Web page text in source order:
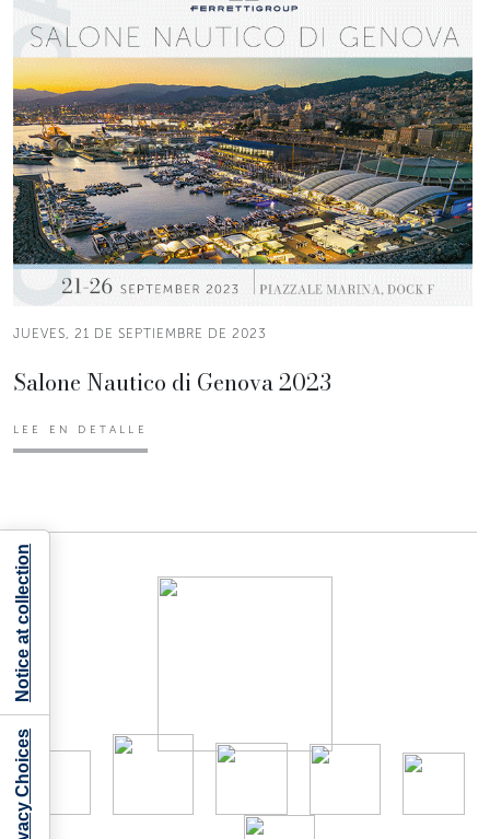
JUEVES, 21 DE SEPTIEMBRE DE 2023
Salone Nautico di Genova 2023
LEE EN DETALLE
Notice at collection